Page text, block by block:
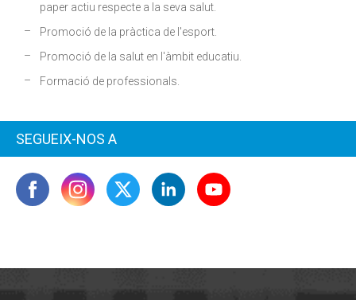
paper actiu respecte a la seva salut.
Promoció de la pràctica de l'esport.
Promoció de la salut en l'àmbit educatiu.
Formació de professionals.
SEGUEIX-NOS A